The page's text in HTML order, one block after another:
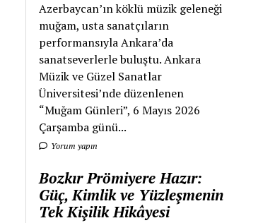
Azerbaycan’ın köklü müzik geleneği
muğam, usta sanatçıların
performansıyla Ankara’da
sanatseverlerle buluştu. Ankara
Müzik ve Güzel Sanatlar
Üniversitesi’nde düzenlenen
“Muğam Günleri”, 6 Mayıs 2026
Çarşamba günü...
Yorum yapın
Bozkır Prömiyere Hazır:
Güç, Kimlik ve Yüzleşmenin
Tek Kişilik Hikâyesi